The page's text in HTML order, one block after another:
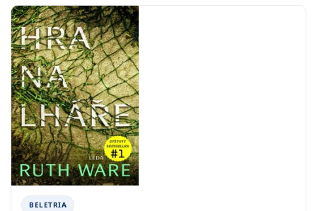
BELETRIA